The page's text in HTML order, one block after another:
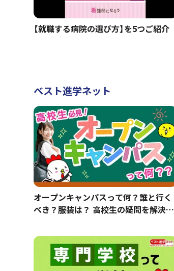
【就職する病院の選び方】を5つご紹介
ベスト進学ネット
オープンキャンパスって何？誰と行く
べき？服装は？ 高校生の疑問を解決し